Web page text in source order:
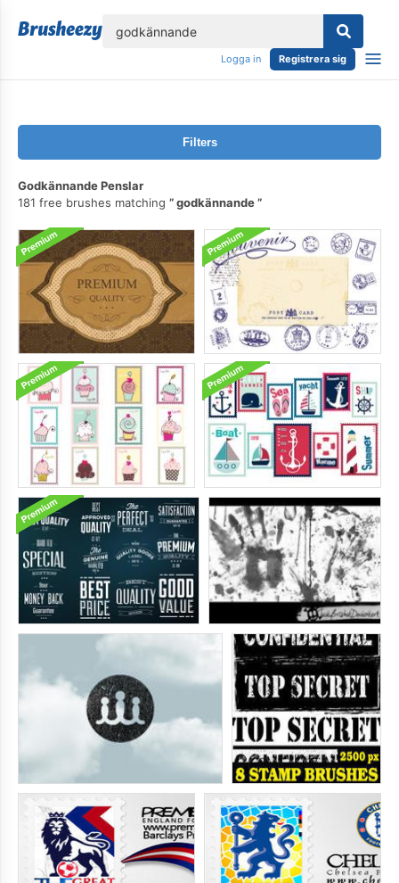
Logga in Registrera sig
Filters
Godkännande Penslar
181 free brushes matching
godkännande